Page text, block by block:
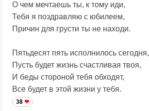
О чем мечтаешь ты, к тому иди,
Тебя я поздравляю с юбилеем,
Причин для грусти ты не находи.
Пятьдесят пять исполнилось сегодня,
Пусть будет жизнь счастливая твоя,
И беды стороной тебя обходят,
Все будет в этой жизни у тебя.
38